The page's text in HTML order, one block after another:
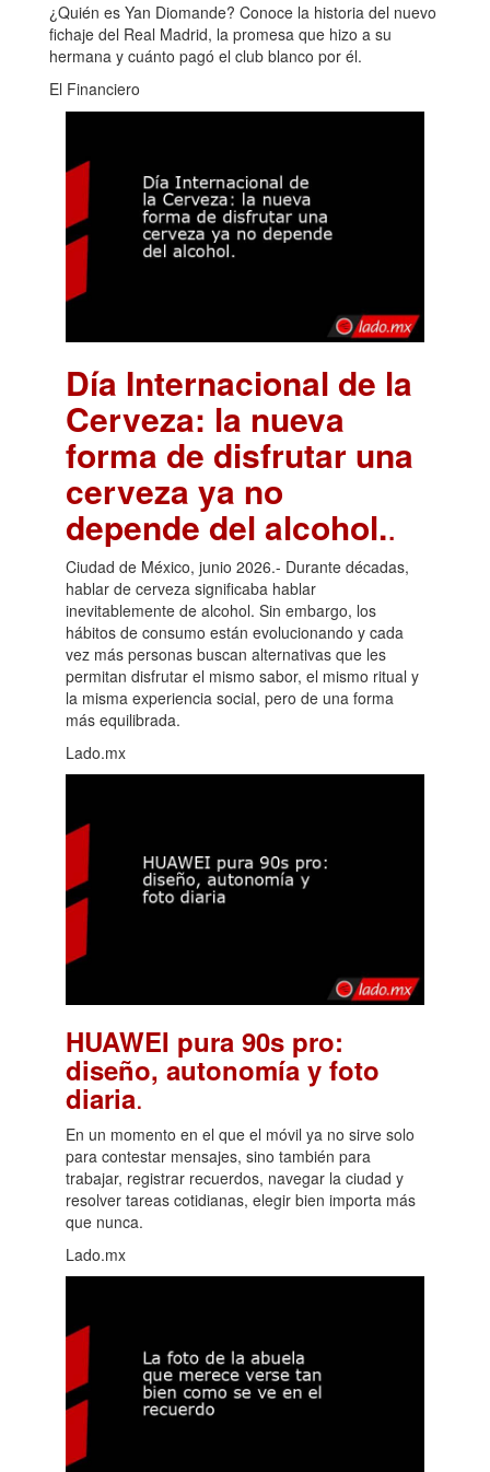
¿Quién es Yan Diomande? Conoce la historia del nuevo
fichaje del Real Madrid, la promesa que hizo a su
hermana y cuánto pagó el club blanco por él.
El Financiero
Día Internacional de la
Cerveza: la nueva
forma de disfrutar una
cerveza ya no
depende del alcohol..
Ciudad de México, junio 2026.- Durante décadas,
hablar de cerveza significaba hablar
inevitablemente de alcohol. Sin embargo, los
hábitos de consumo están evolucionando y cada
vez más personas buscan alternativas que les
permitan disfrutar el mismo sabor, el mismo ritual y
la misma experiencia social, pero de una forma
más equilibrada.
Lado.mx
HUAWEI pura 90s pro:
diseño, autonomía y foto
diaria.
En un momento en el que el móvil ya no sirve solo
para contestar mensajes, sino también para
trabajar, registrar recuerdos, navegar la ciudad y
resolver tareas cotidianas, elegir bien importa más
que nunca.
Lado.mx